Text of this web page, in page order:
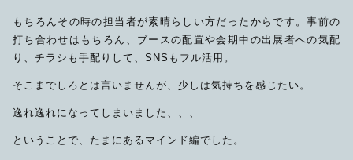
もちろんその時の担当者が素晴らしい方だったからです。事前の
打ち合わせはもちろん、ブースの配置や会期中の出展者への気配
り、チラシも手配りして、SNSもフル活用。
そこまでしろとは言いませんが、少しは気持ちを感じたい。
逸れ逸れになってしまいました、、、
ということで、たまにあるマインド編でした。